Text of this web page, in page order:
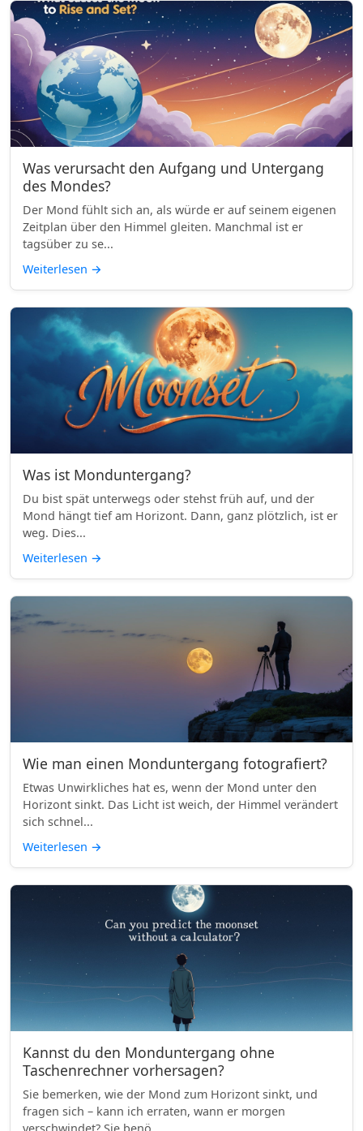
Was verursacht den Aufgang und Untergang
des Mondes?
Der Mond fühlt sich an, als würde er auf seinem eigenen
Zeitplan über den Himmel gleiten. Manchmal ist er
tagsüber zu se...
Weiterlesen →
Was ist Monduntergang?
Du bist spät unterwegs oder stehst früh auf, und der
Mond hängt tief am Horizont. Dann, ganz plötzlich, ist er
weg. Dies...
Weiterlesen →
Wie man einen Monduntergang fotografiert?
Etwas Unwirkliches hat es, wenn der Mond unter den
Horizont sinkt. Das Licht ist weich, der Himmel verändert
sich schnel...
Weiterlesen →
Kannst du den Monduntergang ohne
Taschenrechner vorhersagen?
Sie bemerken, wie der Mond zum Horizont sinkt, und
fragen sich – kann ich erraten, wann er morgen